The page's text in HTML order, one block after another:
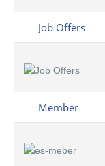
Job Offers
Member